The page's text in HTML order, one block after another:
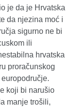
je da je Hrvatska
da njezina moć i
sigurno ne bi
ili
hrvatska
proračunskog
koji bi narušio
manje trošili,